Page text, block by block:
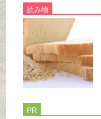
読み物
PR